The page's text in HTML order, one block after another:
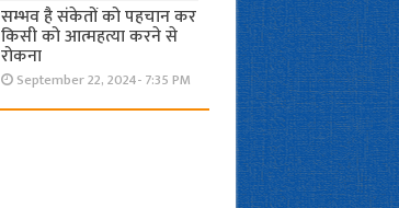
सम्भव है संकेतों को पहचान कर
किसी को आत्महत्या करने से
रोकना
September 22, 2024- 7:35 PM